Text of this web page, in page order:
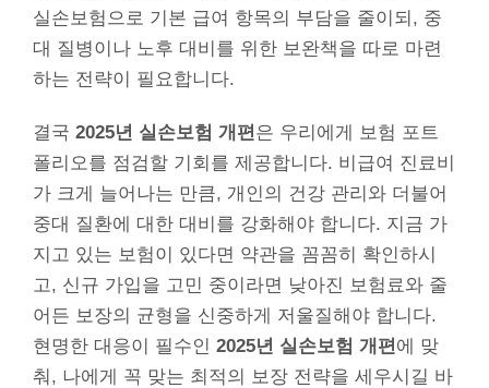
실손보험으로 기본 급여 항목의 부담을 줄이되, 중
대 질병이나 노후 대비를 위한 보완책을 따로 마련
하는 전략이 필요합니다.
결국 2025년 실손보험 개편은 우리에게 보험 포트
폴리오를 점검할 기회를 제공합니다. 비급여 진료비
가 크게 늘어나는 만큼, 개인의 건강 관리와 더불어
중대 질환에 대한 대비를 강화해야 합니다. 지금 가
지고 있는 보험이 있다면 약관을 꼼꼼히 확인하시
고, 신규 가입을 고민 중이라면 낮아진 보험료와 줄
어든 보장의 균형을 신중하게 저울질해야 합니다.
현명한 대응이 필수인 2025년 실손보험 개편에 맞
춰, 나에게 꼭 맞는 최적의 보장 전략을 세우시길 바